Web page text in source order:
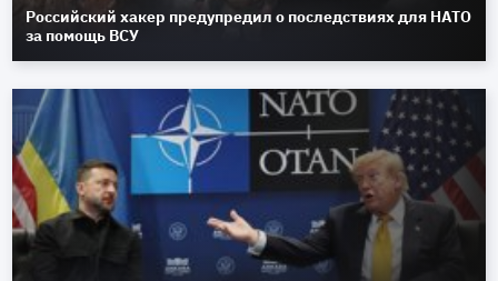
Российский хакер предупредил о последствиях для НАТО
за помощь ВСУ